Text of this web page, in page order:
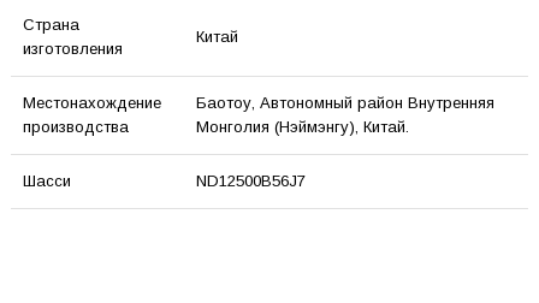
Страна
изготовления
Китай
Местонахождение
производства
Баотоу, Автономный район Внутренняя
Монголия (Нэймэнгу), Китай.
Шасси ND12500B56J7